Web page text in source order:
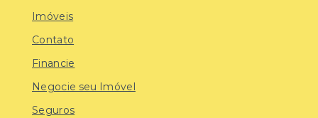
Imóveis
Contato
Financie
Negocie seu Imóvel
Seguros